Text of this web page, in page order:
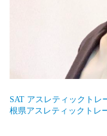
SAT アスレティックトレ
根県アスレティックトレ